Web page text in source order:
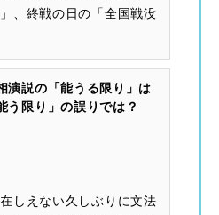
、終戦の日の「全国戦没
演説の「能うる限り」は
う限り」の誤りでは？
しえない久しぶりに文法